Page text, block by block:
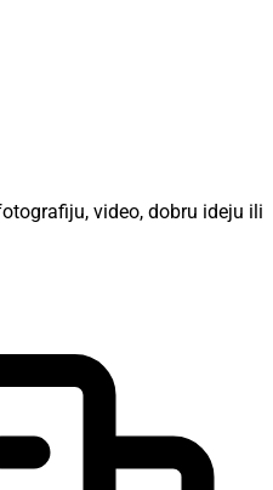
video, dobru ideju ili